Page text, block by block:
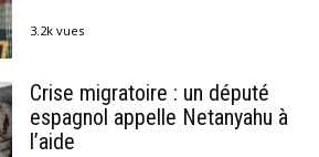
3.2k vues
Crise migratoire : un député
espagnol appelle Netanyahu à
l’aide